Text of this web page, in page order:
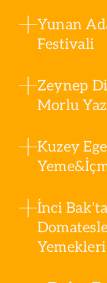
Yunan
Festivali
Zeynep
Morlu
Kuzey
İnci
Yemekleri